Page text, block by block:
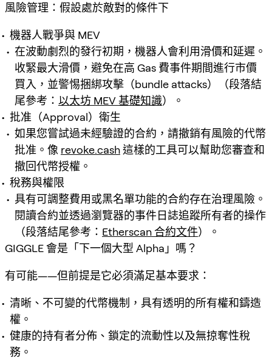
風險管理：假設處於敵對的條件下
機器人戰爭與 MEV
在波動劇烈的發行初期，機器人會利用滑價和延遲。
收緊最大滑價，避免在高 Gas 費事件期間進行市價
買入，並警惕捆綁攻擊（bundle attacks）（段落結
尾參考： 以太坊 MEV 基礎知識）。
批准（Approval）衛生
如果您嘗試過未經驗證的合約，請撤銷有風險的代幣
批准。像 revoke.cash這樣的工具可以幫助您審查和
撤回代幣授權。
稅務與權限
具有可調整費用或黑名單功能的合約存在治理風險。
閱讀合約並透過瀏覽器的事件日誌追蹤所有者的操作
（段落結尾參考： Etherscan 合約文件）。
GIGGLE 會是「下一個大型 Alpha」嗎？
有可能——但前提是它必須滿足基本要求：
清晰、不可變的代幣機制，具有透明的所有權和鑄造
權。
健康的持有者分佈、鎖定的流動性以及無掠奪性稅
務。